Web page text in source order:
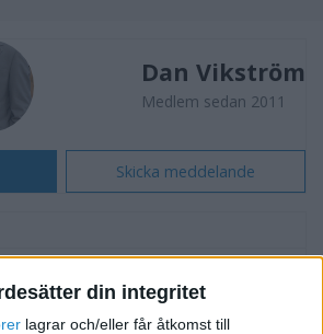
din integritet
lagrar och/eller får åtkomst till
Dan Vikström
Medlem sedan 2011
Skicka meddelande
Marknadsföring